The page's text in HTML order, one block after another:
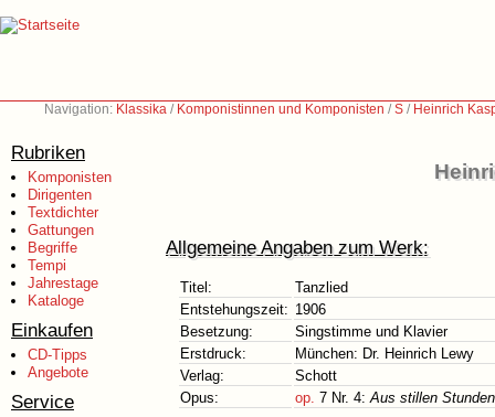
Navigation: Klassika / Komponistinnen und Komponisten /S / Heinrich
Rubriken
Komponisten
Dirigenten
Textdichter
Gattungen
Begriffe
Tempi
Jahrestage
Kataloge
Einkaufen
CD-Tipps
Angebote
Service
Allgemeine Angaben zum Werk:
Titel:
Tanzlied
Entstehungszeit: 1906
Besetzung:
Singstimme und Klavier
Erstdruck:
München: Dr. Heinrich Lewy
Verlag:
Schott
Opus:
op. 7 Nr. 4:Aus stillen